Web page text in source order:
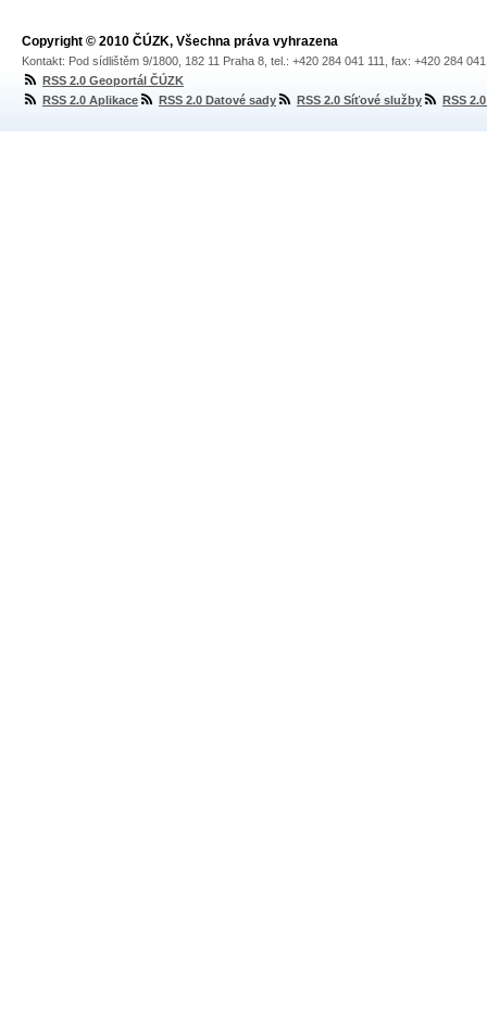
Copyright © 2010 ČÚZK, Všechna práva vyhrazena
Kontakt: Pod sídlištěm 9/1800, 182 11 Praha 8, tel.: +420 284 041 111, fax: +420 284
RSS 2.0 Geoportál ČÚZK
RSS 2.0 Aplikace
RSS 2.0 Datové sady RSS 2.0 Síťové služby RSS